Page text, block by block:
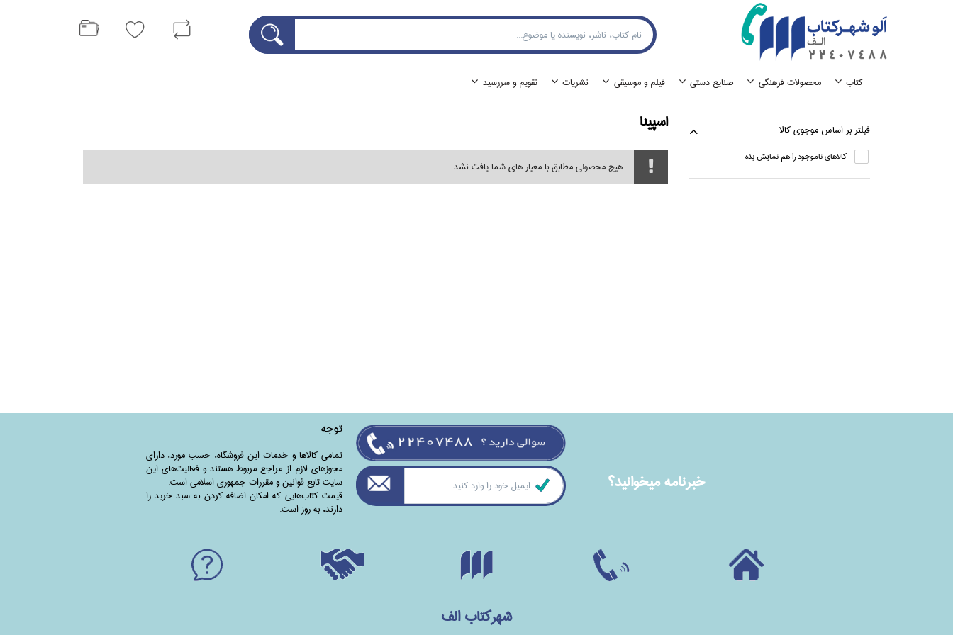
كتاب محصولات فرهنگي صنايع دستي فيلم و موسيقي نشريات تقويم و سررسيد
فيلتر بر اساس موجوي كالا
كالاهاي ناموجود را هم نمايش بده
اسپينا
هیچ محصولی مطابق با معیار های شما یافت نشد
خبرنامه ميخوانيد؟
توجه
تمامی‌ کالاها و خدمات این فروشگاه، حسب مورد،‌ دارای
مجوزهای لازم از مراجع مربوط هستند ‌و‌‌ فعالیت‌های این
سایت تابع قوانین و مقررات جمهوری اسلامی است.
قیمت کتاب‌هایی که امکان اضافه کردن به سبد خرید را
دارند،‌ به روز است.
شهرکتاب الف